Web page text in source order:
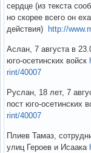
сердце (из текста
но скорее всего он
действия)
http://
Аслан, 7 августа в
юго-осетинских войск
rint/40007
Руслан, 18 лет, 7
пост юго-осетинских
rint/40007
Плиев Тамаз,
улиц Героев и Исаака